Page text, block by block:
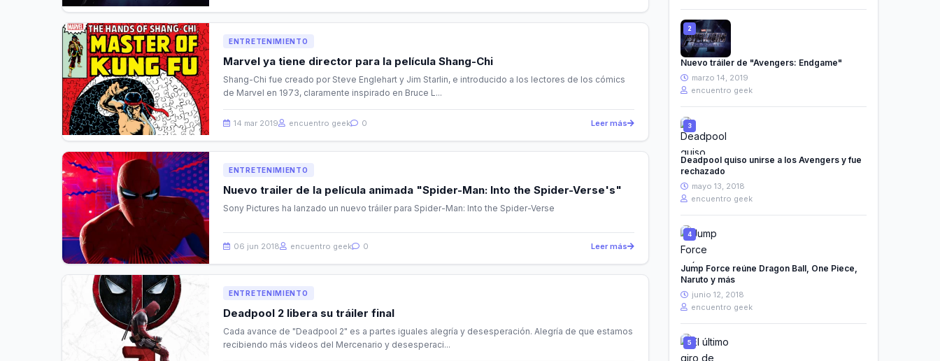
ENTRETENIMIENTO
Marvel ya tiene director para la película Shang-Chi
Shang-Chi fue creado por Steve Englehart y Jim Starlin, e introducido a los lectores de los cómics
de Marvel en 1973, claramente inspirado en Bruce L...
14 mar 2019 encuentro geek 0 Leer más
ENTRETENIMIENTO
Nuevo trailer de la película animada "Spider-Man: Into the Spider-Verse's"
Sony Pictures ha lanzado un nuevo tráiler para Spider-Man: Into the Spider-Verse
06 jun 2018 encuentro geek 0 Leer más
ENTRETENIMIENTO
Deadpool 2 libera su tráiler final
Cada avance de "Deadpool 2" es a partes iguales alegría y desesperación. Alegría de que estamos
recibiendo más videos del Mercenario y desesperaci...
Nuevo tráiler de "Avengers: Endgame"
marzo 14, 2019
encuentro geek
Deadpool quiso unirse a los Avengers y fue
rechazado
mayo 13, 2018
encuentro geek
Jump Force reúne Dragon Ball, One Piece,
Naruto y más
junio 12, 2018
encuentro geek